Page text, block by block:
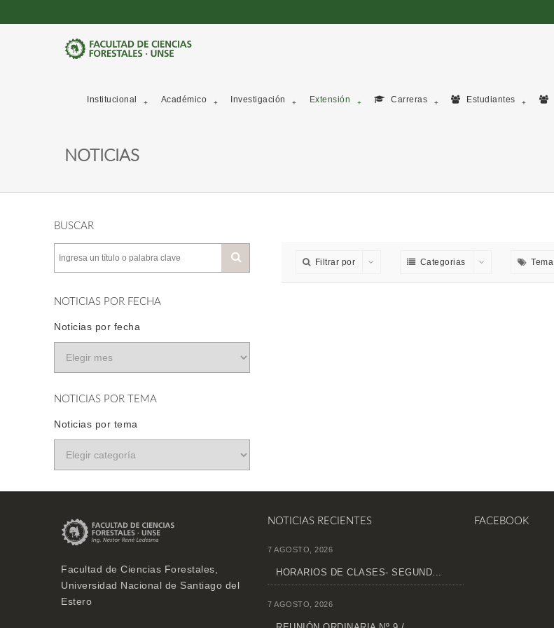
Institucional Académico Investigación Extensión Carreras Estudiantes
NOTICIAS
BUSCAR
NOTICIAS POR FECHA
Noticias por fecha
NOTICIAS POR TEMA
Noticias por tema
Filtrar por Categorias Tema
Facultad de Ciencias Forestales,
Universidad Nacional de Santiago del
Estero
NOTICIAS RECIENTES
7 AGOSTO, 2026
HORARIOS DE CLASES- SEGUND...
7 AGOSTO, 2026
FACEBOOK